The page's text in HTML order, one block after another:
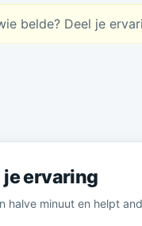
belde? Deel je
je ervaring
halve minuut en helpt